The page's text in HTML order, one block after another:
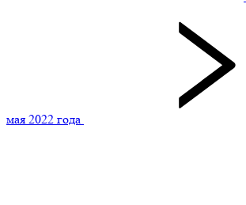
мая 2022 года